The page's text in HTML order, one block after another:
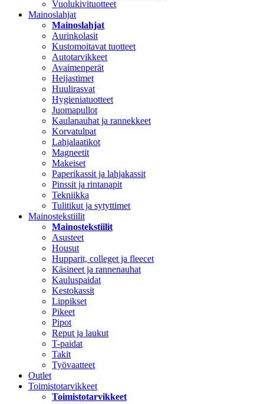
Vuolukivituotteet
Mainoslahjat
Mainoslahjat
Aurinkolasit
Kustomoitavat tuotteet
Autotarvikkeet
Avaimenperät
Heijastimet
Huulirasvat
Hygieniatuotteet
Juomapullot
Kaulanauhat ja rannekkeet
Korvatulpat
Lahjalaatikot
Magneetit
Makeiset
Paperikassit ja lahjakassit
Pinssit ja rintanapit
Tekniikka
Tulitikut ja sytyttimet
Mainostekstiilit
Mainostekstiilit
Asusteet
Housut
Hupparit, colleget ja fleecet
Käsineet ja rannenauhat
Kauluspaidat
Kestokassit
Lippikset
Pikeet
Pipot
Reput ja laukut
T-paidat
Takit
Työvaatteet
Outlet
Toimistotarvikkeet
Toimistotarvikkeet